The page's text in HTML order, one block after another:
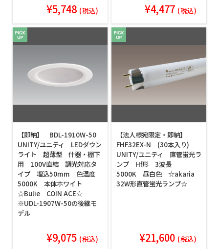
¥5,748 (税込) ¥4,477 (税込)
【即納】 BDL-1910W-50
UNITY/ユニティ LEDダウン
ライト 超薄型 什器・棚下
用 100V直結 調光対応タ
イプ 埋込50mm 色温度
5000K 本体ホワイト
☆Bulie COIN ACE☆
※UDL-1907W-50の後継モ
デル
¥9,075 (税込)
【法人様宛限定・即納】
FHF32EX-N (30本入り)
UNITY/ユニティ 直管蛍光ラ
ンプ Hf形 3波長
5000K 昼白色 ☆akaria
32W形直管蛍光ランプ☆
¥21,600 (税込)